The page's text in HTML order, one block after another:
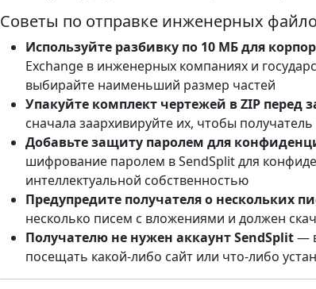
Советы по отправке инженерных
Используйте разбивку по 10 МБ для
Exchange в инженерных компаниях и
выбирайте наименьший размер частей
Упакуйте комплект чертежей в ZIP перед
сначала заархивируйте их, чтобы
Добавьте защиту паролем для
шифрование паролем в SendSplit для
интеллектуальной собственностью
Предупредите получателя о нескольких
несколько писем с вложениями и должен
Получателю не нужен аккаунт SendSplit—
посещать какой-либо сайт или что-либо